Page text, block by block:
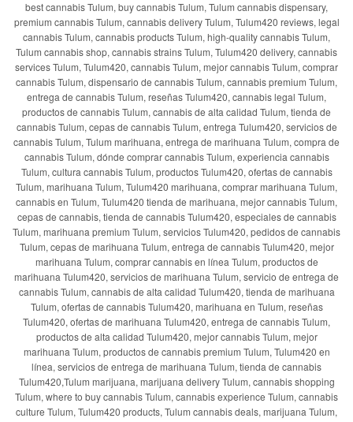
best cannabis Tulum, buy cannabis Tulum, Tulum cannabis dispensary,
premium cannabis Tulum, cannabis delivery Tulum, Tulum420 reviews, legal
cannabis Tulum, cannabis products Tulum, high-quality cannabis Tulum,
Tulum cannabis shop, cannabis strains Tulum, Tulum420 delivery, cannabis
services Tulum, Tulum420, cannabis Tulum, mejor cannabis Tulum, comprar
cannabis Tulum, dispensario de cannabis Tulum, cannabis premium Tulum,
entrega de cannabis Tulum, reseñas Tulum420, cannabis legal Tulum,
productos de cannabis Tulum, cannabis de alta calidad Tulum, tienda de
cannabis Tulum, cepas de cannabis Tulum, entrega Tulum420, servicios de
cannabis Tulum, Tulum marihuana, entrega de marihuana Tulum, compra de
cannabis Tulum, dónde comprar cannabis Tulum, experiencia cannabis
Tulum, cultura cannabis Tulum, productos Tulum420, ofertas de cannabis
Tulum, marihuana Tulum, Tulum420 marihuana, comprar marihuana Tulum,
cannabis en Tulum, Tulum420 tienda de marihuana, mejor cannabis Tulum,
cepas de cannabis, tienda de cannabis Tulum420, especiales de cannabis
Tulum, marihuana premium Tulum, servicios Tulum420, pedidos de cannabis
Tulum, cepas de marihuana Tulum, entrega de cannabis Tulum420, mejor
marihuana Tulum, comprar cannabis en línea Tulum, productos de
marihuana Tulum420, servicios de marihuana Tulum, servicio de entrega de
cannabis Tulum, cannabis de alta calidad Tulum420, tienda de marihuana
Tulum, ofertas de cannabis Tulum420, marihuana en Tulum, reseñas
Tulum420, ofertas de marihuana Tulum420, entrega de cannabis Tulum,
productos de alta calidad Tulum420, mejor cannabis Tulum, mejor
marihuana Tulum, productos de cannabis premium Tulum, Tulum420 en
línea, servicios de entrega de marihuana Tulum, tienda de cannabis
Tulum420,Tulum marijuana, marijuana delivery Tulum, cannabis shopping
Tulum, where to buy cannabis Tulum, cannabis experience Tulum, cannabis
culture Tulum, Tulum420 products, Tulum cannabis deals, marijuana Tulum,